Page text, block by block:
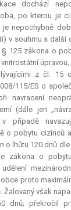
dochází
po kterou je
nepochybně
v souhrnu s další
125 zákona o
z čl. 15
115/ES o
navracení
(dále jen
případě
o pobytu cizinců
o lhůtu 120 dnů
zákona o
proto
Žalovaný však
dnů; překročil